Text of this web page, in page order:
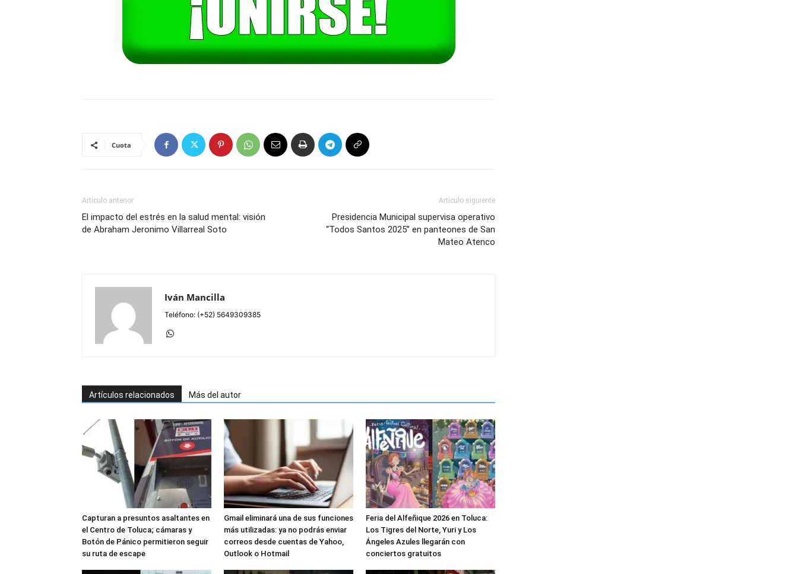
Cuota
Artículo anterior
El impacto del estrés en la salud mental: visión
de Abraham Jeronimo Villarreal Soto
Artículo siguiente
Presidencia Municipal supervisa operativo
“Todos Santos 2025” en panteones de San
Mateo Atenco
Iván Mancilla
Teléfono: (+52) 5649309385
Artículos relacionados Más del autor
Capturan a presuntos asaltantes en
el Centro de Toluca; cámaras y
Botón de Pánico permitieron seguir
su ruta de escape
Gmail eliminará una de sus funciones
más utilizadas: ya no podrás enviar
correos desde cuentas de Yahoo,
Outlook o Hotmail
Feria del Alfeñique 2026 en Toluca:
Los Tigres del Norte, Yuri y Los
Ángeles Azules llegarán con
conciertos gratuitos